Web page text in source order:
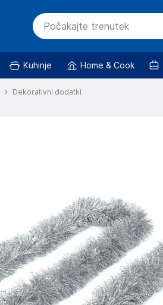
Kuhinje Home & Cook
Dekorativni dodatki